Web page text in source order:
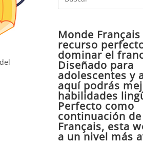
Monde
recurso
dominar el
Diseñado para
adolescentes y
aquí podrás
habilidades
Perfecto como
continuación de
Français, esta
a un nivel más